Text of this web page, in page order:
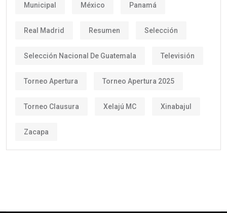
Municipal México Panamá
Real Madrid Resumen Selección
Selección Nacional De Guatemala Televisión
Torneo Apertura Torneo Apertura 2025
Torneo Clausura Xelajú MC Xinabajul
Zacapa